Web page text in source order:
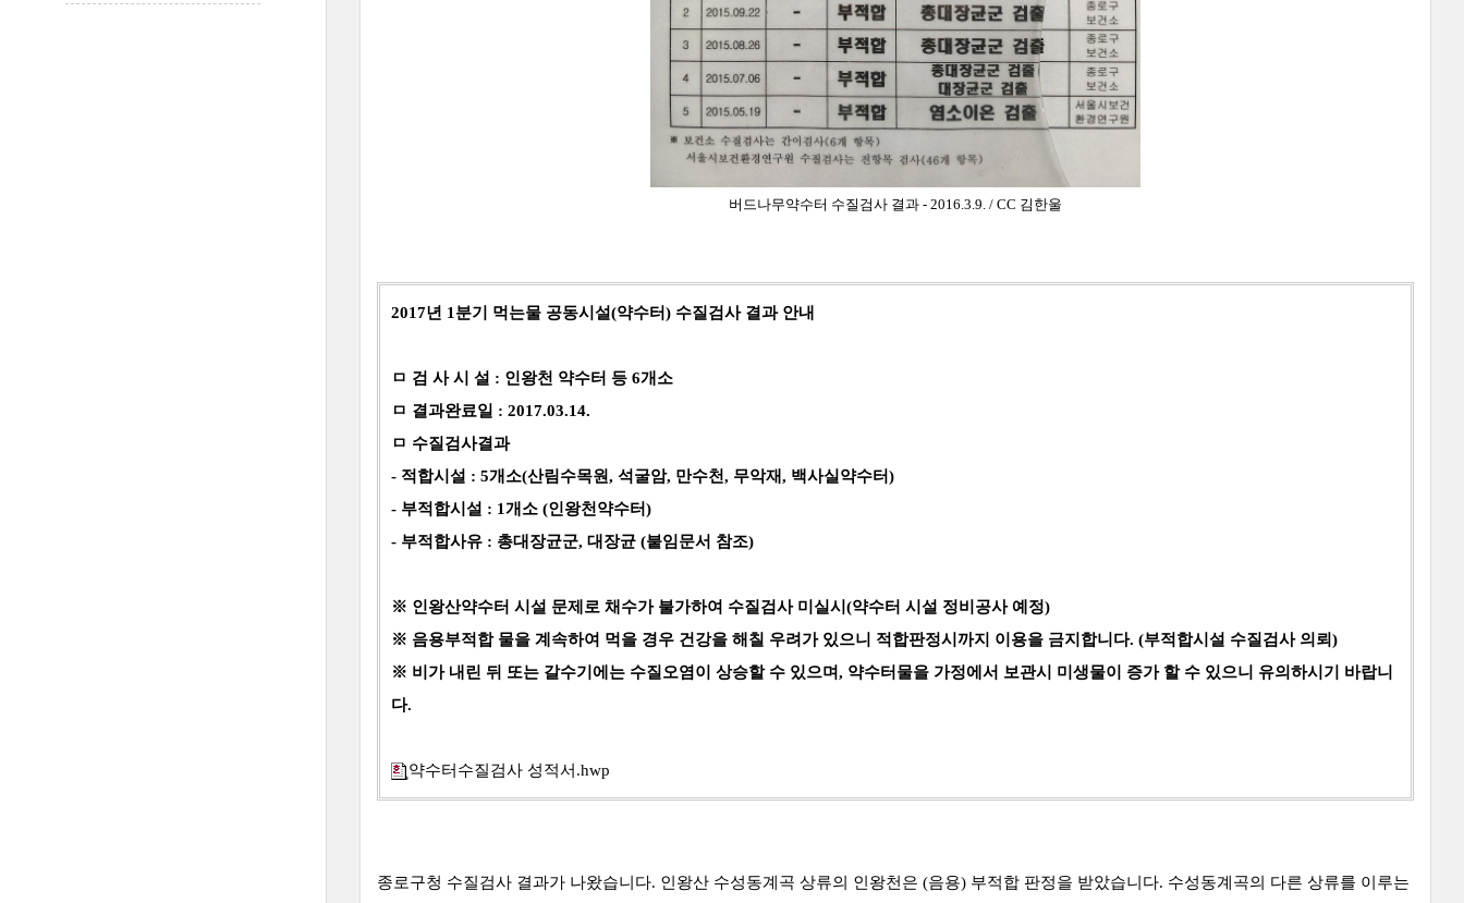
버드나무약수터 수질검사 결과 - 2016.3.9. / CC 김한울
2017년 1분기 먹는물 공동시설(약수터) 수질검사 결과 안내
ㅁ 검 사 시 설 : 인왕천 약수터 등 6개소
ㅁ 결과완료일 : 2017.03.14.
ㅁ 수질검사결과
- 적합시설 : 5개소(산림수목원, 석굴암, 만수천, 무악재, 백사실약수터)
- 부적합시설 : 1개소 (인왕천약수터)
- 부적합사유 : 총대장균군, 대장균 (붙임문서 참조)
※ 인왕산약수터 시설 문제로 채수가 불가하여 수질검사 미실시(약수터 시설 정비공사 예정)
※ 음용부적합 물을 계속하여 먹을 경우 건강을 해칠 우려가 있으니 적합판정시까지 이용을 금지합니다. (부적합시설 수질검사 의뢰)
※ 비가 내린 뒤 또는 갈수기에는 수질오염이 상승할 수 있으며, 약수터물을 가정에서 보관시 미생물이 증가 할 수 있으니 유의하시기 바랍니
다.
약수터수질검사 성적서.hwp
종로구청 수질검사 결과가 나왔습니다. 인왕산 수성동계곡 상류의 인왕천은 (음용) 부적합 판정을 받았습니다. 수성동계곡의 다른 상류를 이루는